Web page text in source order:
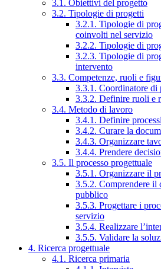
3.1. Obiettivi del progetto
3.2. Tipologie di progetti
3.2.1. Tipologie di
coinvolti nel servizio
3.2.2. Tipologie di
3.2.3. Tipologie di
intervento
3.3. Competenze, ruoli e
3.3.1. Coordinatore di
3.3.2. Definire ruoli e
3.4. Metodo di lavoro
3.4.1. Definire
3.4.2. Curare la
3.4.3. Organizzare
3.4.4. Prendere
3.5. Il processo progettuale
3.5.1. Organizzare il
3.5.2. Comprendere il
pubblico
3.5.3. Progettare i
servizio
3.5.4. Realizzare
3.5.5. Validare la
4. Ricerca progettuale
4.1. Ricerca primaria